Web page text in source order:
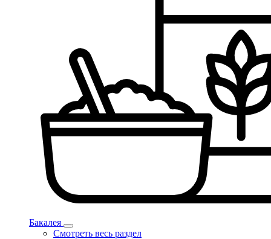
Бакалея
Смотреть весь раздел